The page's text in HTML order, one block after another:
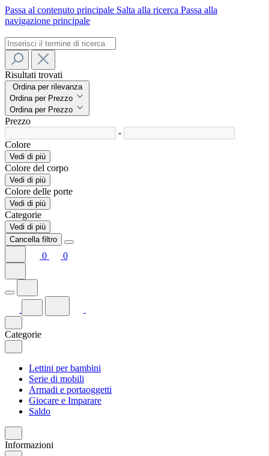
Passa al contenuto principale Salta alla ricerca Passa alla
navigazione principale
Risultati trovati
Ordina per rilevanza
Ordina per Prezzo
Ordina per Prezzo
Prezzo
-
Colore
Vedi di più
Colore del corpo
Vedi di più
Colore delle porte
Vedi di più
Categorie
Vedi di più
Cancella filtro
0 0
Categorie
Lettini per bambini
Serie di mobili
Armadi e portaoggetti
Giocare e Imparare
Saldo
Informazioni